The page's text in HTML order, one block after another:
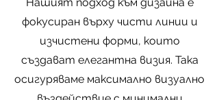
фокусиран върху чисти линии и
изчистени форми, които
създават елегантна визия. Така
осигуряваме максимално визуално